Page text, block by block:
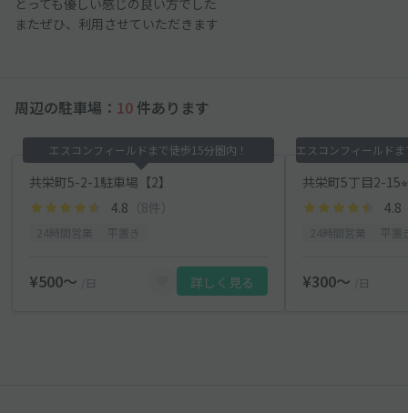
またぜひ、利用させていただきます
周辺の駐車場： 10 件あります
エスコンフィールドまで徒歩15分圏内！
共栄町5-2-1駐車場【2】
4.8 （8件）
¥500〜 /日 詳しく見る
共栄町5丁目2-
4.8
¥300〜 /日